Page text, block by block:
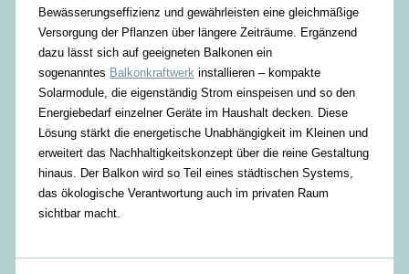
Bewässerungseffizienz und gewährleisten eine gleichmäßige
Versorgung der Pflanzen über längere Zeiträume. Ergänzend
dazu lässt sich auf geeigneten Balkonen ein
sogenanntes Balkonkraftwerk installieren – kompakte
Solarmodule, die eigenständig Strom einspeisen und so den
Energiebedarf einzelner Geräte im Haushalt decken. Diese
Lösung stärkt die energetische Unabhängigkeit im Kleinen und
erweitert das Nachhaltigkeitskonzept über die reine Gestaltung
hinaus. Der Balkon wird so Teil eines städtischen Systems,
das ökologische Verantwortung auch im privaten Raum
sichtbar macht.